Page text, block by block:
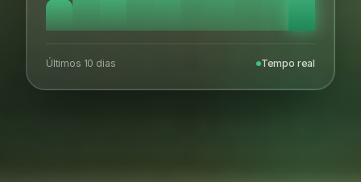
Últimos 10 dias Tempo real